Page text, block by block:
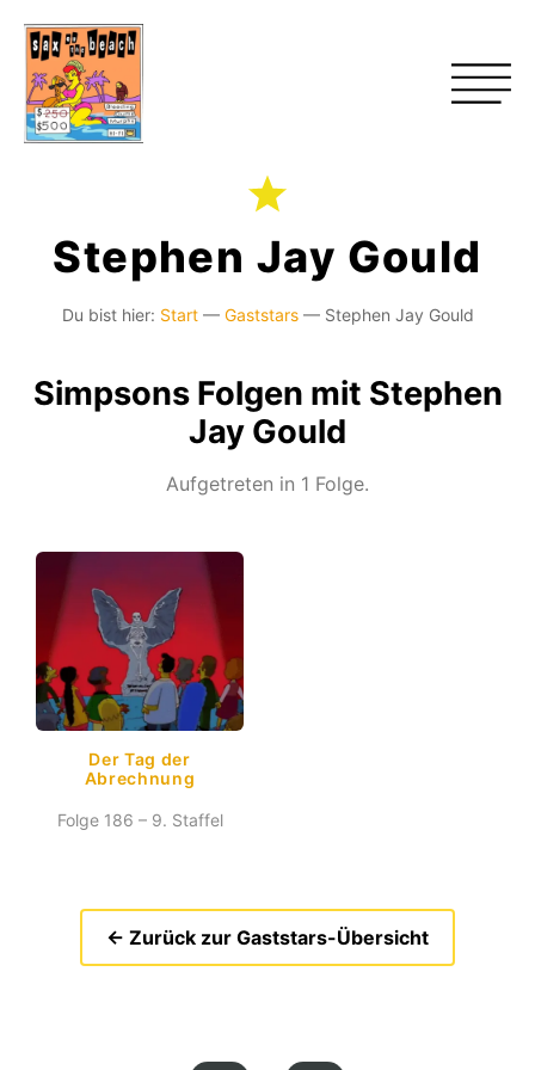
Stephen Jay Gould
Du bist hier: Start— Gaststars— Stephen Jay Gould
Simpsons Folgen mit Stephen
Jay Gould
Aufgetreten in 1 Folge.
Der Tag der
Abrechnung
Folge 186 – 9. Staffel
← Zurück zur Gaststars-Übersicht